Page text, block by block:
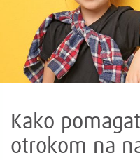
Kako
otrokom na